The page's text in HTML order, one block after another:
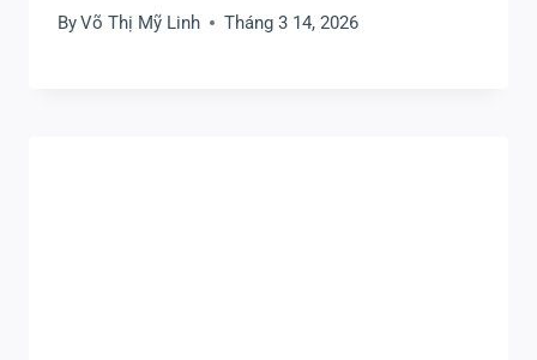
ByVõ Thị Mỹ Linh Tháng 3 14, 2026